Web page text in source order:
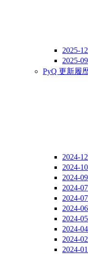
2025-
2025-
PyQ 更新履
2024-
2024-
2024-
2024-
2024-
2024-
2024-
2024-
2024-
2024-